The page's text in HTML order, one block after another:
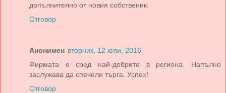
допълнително от новия собственик.
Отговор
Анонимен вторник, 12 юли, 2016
Фирмата е сред най-добрите в региона. Напълно
заслужава да спечели търга. Успех!
Отговор